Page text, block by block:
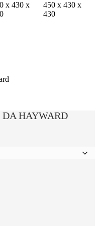
x 430 x
450 x 430 x
430
HAYWARD